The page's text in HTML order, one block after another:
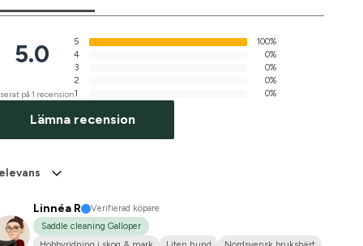
5.0
på 1 recension
5
100%
4
0%
3
0%
2
0%
1
0%
Lämna recension
Linnéa R
Verifierad köpare
Saddle cleaning Galloper